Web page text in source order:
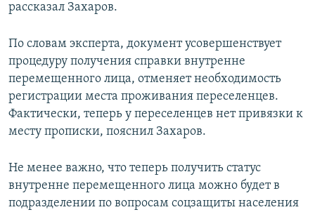
рассказал Захаров.
По словам эксперта, документ усовершенствует
процедуру получения справки внутренне
перемещенного лица, отменяет необходимость
регистрации места проживания переселенцев.
Фактически, теперь у переселенцев нет привязки к
месту прописки, пояснил Захаров.
Не менее важно, что теперь получить статус
внутренне перемещенного лица можно будет в
подразделении по вопросам соцзащиты населения